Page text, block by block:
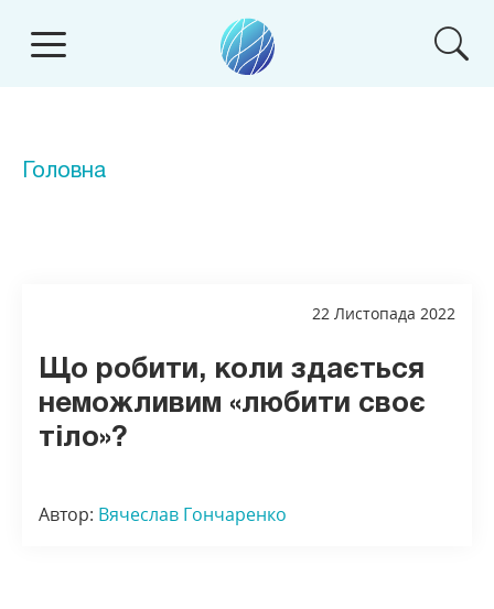
Головна
22 Листопада 2022
Що робити, коли здається
неможливим «любити своє
тіло»?
Автор: Вячеслав Гончаренко